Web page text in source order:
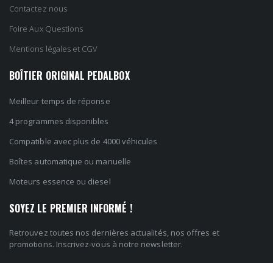
Contactez nous
Foire Aux Questions
Mentions légales et CGV
BOÎTIER ORIGINAL PEDALBOX
Meilleur temps de réponse
4 programmes disponibles
Compatible avec plus de 4000 véhicules
Boîtes automatique ou manuelle
Moteurs essence ou diesel
SOYEZ LE PREMIER INFORMÉ !
Retrouvez toutes nos dernières actualités, nos offres et
promotions. Inscrivez-vous à notre newsletter.